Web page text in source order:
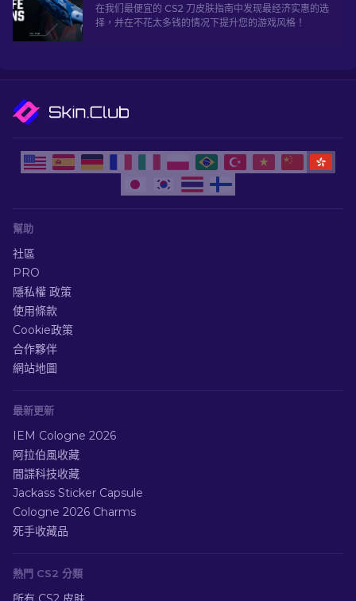
在我们最便宜的 CS2 刀皮肤指南中发现最经济实惠的选
择，并在不花太多钱的情况下提升您的游戏风格！
幫助
社區
PRO
隱私權 政策
使用條款
Cookie政策
合作夥伴
網站地圖
最新更新
IEM Cologne 2026
阿拉伯風收藏
間諜科技收藏
Jackass Sticker Capsule
Cologne 2026 Charms
死手收藏品
熱門 CS2 分類